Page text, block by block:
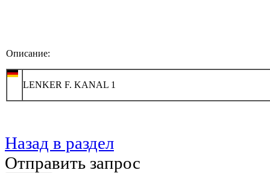
Описание:
LENKER F. KANAL 1
Назад в раздел
Отправить запрос